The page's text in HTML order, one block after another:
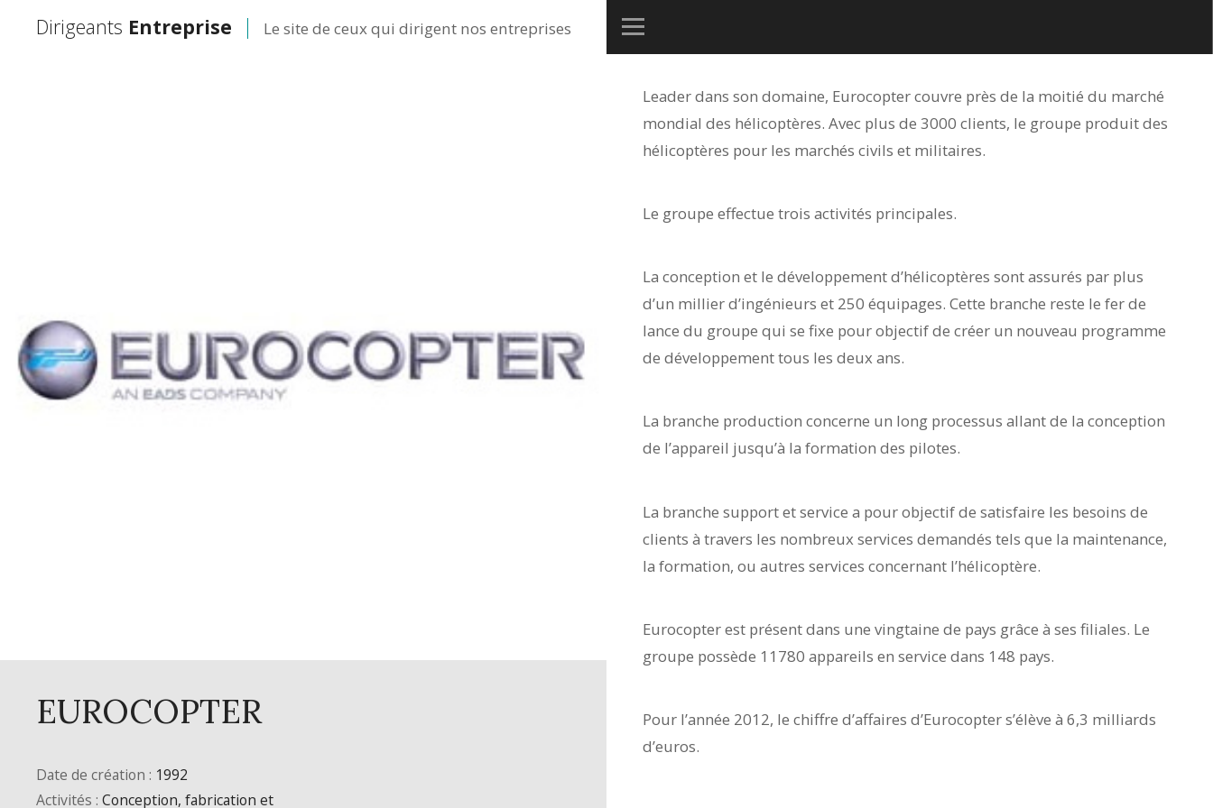
Dirigeants Entreprise Le site de ceux qui dirigent nos entreprises
EUROCOPTER
Date de création : 1992
Activités :Conception, fabrication et
Leader dans son domaine, Eurocopter couvre près de la moitié du marché
mondial des hélicoptères. Avec plus de 3000 clients, le groupe produit des
hélicoptères pour les marchés civils et militaires.
Le groupe effectue trois activités principales.
La conception et le développement d’hélicoptères sont assurés par plus
d’un millier d’ingénieurs et 250 équipages. Cette branche reste le fer de
lance du groupe qui se fixe pour objectif de créer un nouveau programme
de développement tous les deux ans.
La branche production concerne un long processus allant de la conception
de l’appareil jusqu’à la formation des pilotes.
La branche support et service a pour objectif de satisfaire les besoins de
clients à travers les nombreux services demandés tels que la maintenance,
la formation, ou autres services concernant l’hélicoptère.
Eurocopter est présent dans une vingtaine de pays grâce à ses filiales. Le
groupe possède 11780 appareils en service dans 148 pays.
Pour l’année 2012, le chiffre d’affaires d’Eurocopter s’élève à 6,3 milliards
d’euros.